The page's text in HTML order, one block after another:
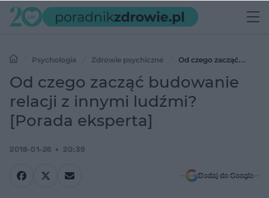
Psychologia Zdrowie psychiczne
Od czego zacząć
budowanie relacji z innymi ludźmi? [Porada eksperta]
Od czego zacząć budowanie
relacji z innymi ludźmi?
[Porada eksperta]
2018-01-26 20:39
Dodaj do Google